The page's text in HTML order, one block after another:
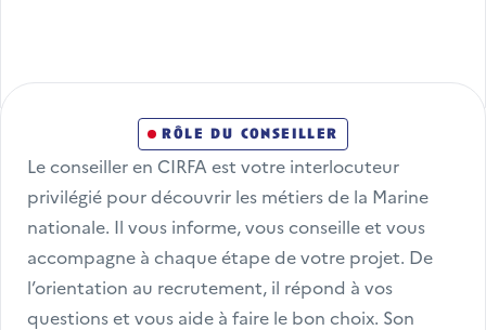
rôle du conseiller
Le conseiller en CIRFA est votre interlocuteur
privilégié pour découvrir les métiers de la Marine
nationale. Il vous informe, vous conseille et vous
accompagne à chaque étape de votre projet. De
l’orientation au recrutement, il répond à vos
questions et vous aide à faire le bon choix. Son